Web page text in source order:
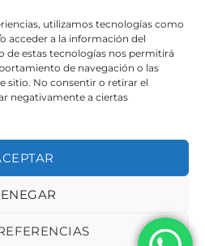
utilizamos tecnologías como
acceder a la información del
de estas tecnologías nos permitirá
de navegación o las
sitio. No consentir o retirar el
negativamente a ciertas
desactivar la casillaPermitir
plugin para WordPress